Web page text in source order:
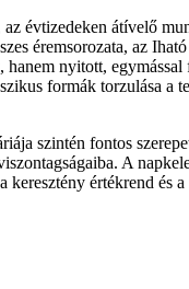
évtizedeken átívelő
éremsorozata, az
hanem nyitott,
formák torzulása
szintén fontos
A
értékrend